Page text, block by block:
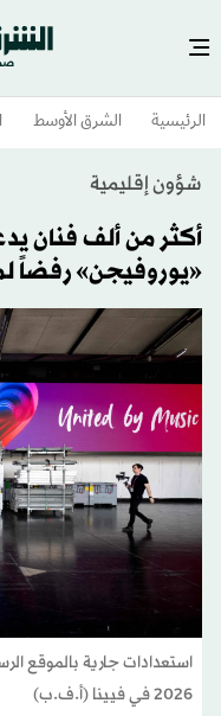
الرئيسية الشرق الأوسط​
شؤون إقليمية
أكثر من ألف فنان
«يوروفيجن» رفضاً
استعدادات جارية بالموقع
2026 في فيينا (أ.ف.ب)